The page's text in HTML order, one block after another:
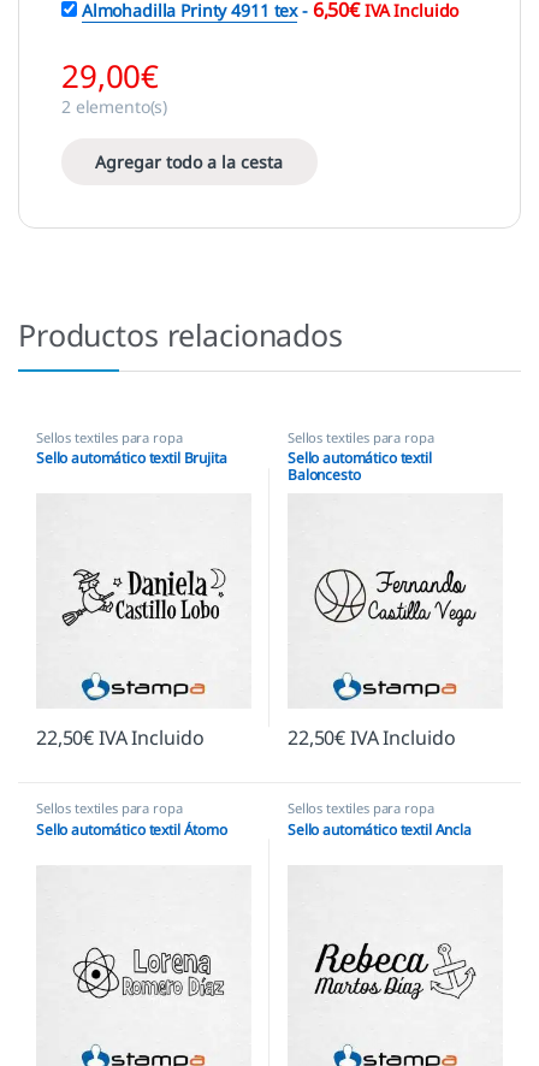
Almohadilla Printy 4911 tex- 6,50€ IVA Incluido
29,00€
2 elemento(s)
Agregar todo a la cesta
Productos relacionados
Sellos textiles para ropa
Sello automático textil Brujita
22,50€IVA Incluido
Sellos textiles para ropa
Sello automático textil
Baloncesto
22,50€IVA Incluido
Sellos textiles para ropa
Sello automático textil Átomo
Sellos textiles para ropa
Sello automático textil Ancla